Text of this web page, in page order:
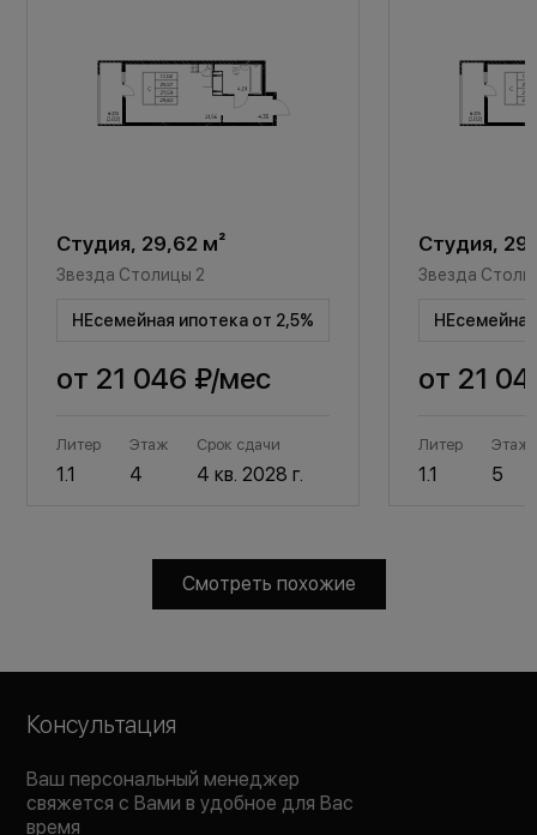
Студия, 29,62 м²
Звезда Столицы 2
НЕсемейная ипотека от 2,5%
от 21 046 ₽/мес
Литер
1.1
Этаж
4
Срок сдачи
4 кв. 2028 г.
Студия,
Звезда
от 21
Литер
1.1
Этаж
5
Смотреть похожие
Консультация
Ваш персональный менеджер
свяжется с Вами в удобное для Вас
время